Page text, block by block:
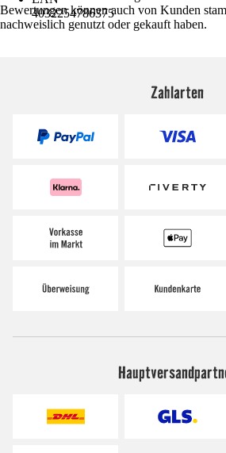
4032254786375
Bewertungen können auch von Kunden
nachweislich genutzt oder gekauft haben.
Zahlarten